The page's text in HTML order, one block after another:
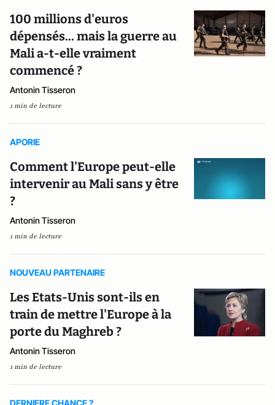
100 millions d'euros
dépensés... mais la guerre au
Mali a-t-elle vraiment
commencé ?
Antonin Tisseron
1 min de lecture
APORIE
Comment l'Europe peut-elle
intervenir au Mali sans y être
?
Antonin Tisseron
1 min de lecture
NOUVEAU PARTENAIRE
Les Etats-Unis sont-ils en
train de mettre l'Europe à la
porte du Maghreb ?
Antonin Tisseron
1 min de lecture
DERNIERE CHANCE ?